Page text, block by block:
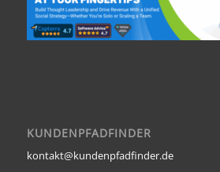
KUNDENPFADFINDER
kontakt@kundenpfadfinder.de